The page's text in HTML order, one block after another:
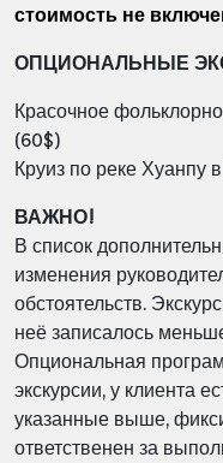
стоимость не
ОПЦИОНАЛЬНЫЕ
Красочное
(60$)
Круиз по реке Хуанпу
ВАЖНО!
В список
изменения
обстоятельств.
неё записалось
Опциональная
экскурсии, у клиента
указанные выше,
ответственен за